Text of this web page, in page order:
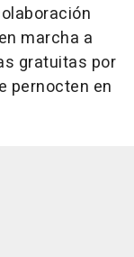
marcha a
gratuitas por
pernocten en